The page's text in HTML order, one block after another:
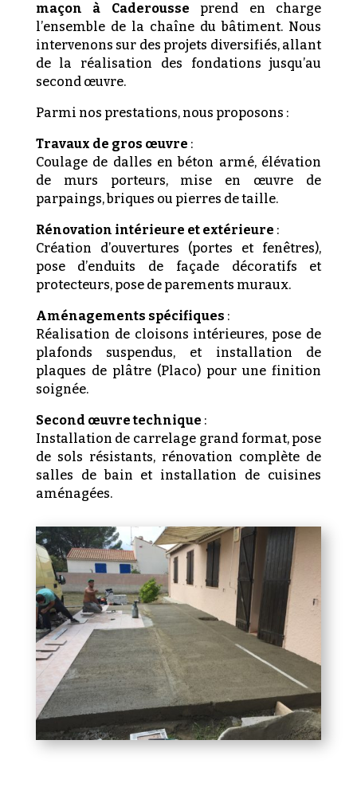
maçon à Caderousse prend en charge
l’ensemble de la chaîne du bâtiment. Nous
intervenons sur des projets diversifiés, allant
de la réalisation des fondations jusqu’au
second œuvre.
Parmi nos prestations, nous proposons :
Travaux de gros œuvre :
Coulage de dalles en béton armé, élévation
de murs porteurs, mise en œuvre de
parpaings, briques ou pierres de taille.
Rénovation intérieure et extérieure :
Création d’ouvertures (portes et fenêtres),
pose d’enduits de façade décoratifs et
protecteurs, pose de parements muraux.
Aménagements spécifiques :
Réalisation de cloisons intérieures, pose de
plafonds suspendus, et installation de
plaques de plâtre (Placo) pour une finition
soignée.
Second œuvre technique :
Installation de carrelage grand format, pose
de sols résistants, rénovation complète de
salles de bain et installation de cuisines
aménagées.